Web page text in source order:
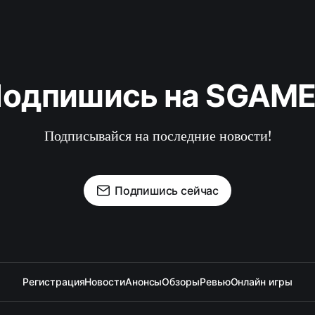
на
Подписывайся на последние новости!
Подпишись сейчас
РегистрацияНовостиАнонсыОбзорыРевьюОнлайн игры